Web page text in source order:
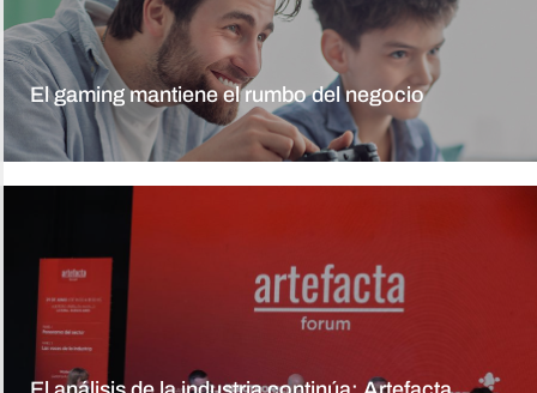
El gaming mantiene el rumbo del negocio